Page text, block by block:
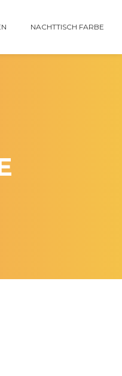
NACHTTISCH FARBE